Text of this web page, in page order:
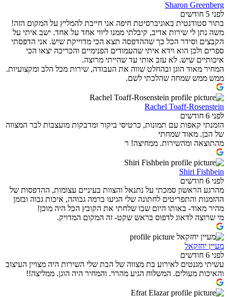
Sharon Greenberg
לפני 5 חודשים
בתור סטודנטית באוניברסיטת חיפה אני חייבת להמליץ על המקום הזה!
משה נתן לי שירות אדיב, קיבלתי ממנו ליווי אחד על אחד. ישב איתי על
הקבצים וסידר הכל כך שההדפסה תצא הכי מדוייקת שיש. אני הדפסתי
ספרים ולכן הוא וידא איתי שהעמודים הפנימיים והכריכה יצאו הכי
איכותיים שיש. לא עזב אותי עד שהייתי מרוצה.
המחיר מאוד הוגן ובהחלט שווה את העבודה, שירות מכל הלב ומקצועיות.
ממש ממש שמחה שהלכתי לשם.
Rachel Toaff-Rosenstein
לפני 6 חודשים
הזמנתי קאפות עם תמונות, כרטיסי ביקור ומדבקות מועצבות לבר המצווה
של הבן. מאוד שמחתי
מהתוצאה ומהשירות. ממחיצה! ר
Shiri Fishbein
לפני 6 חודשים
מהרגע הראשון סמכתי על נתנאל והצוות בעיניים עצומות, ההדפסות של
ההזמנות והתפריטים לחתונה שלי הגיעו ברמה גבוהה, איכות גבוה ובזמן
מהיר מאוד- באותו היום שבו שלחתי את הקובץ הכל היה מוכן!
מי שרוצה לדאוג לדפוס בראש שקט- זה המקום המדויק.
מעיין יחזקאל
לפני 6 חודשים
עשיתי מגנטים לאירוע בת מצווה של הבת שלי השירות היה מצויין העיצוב
והאיכות מעולים. המשלוח הגיע מהרר. והמחיר היה הוגן. ממליצה!!